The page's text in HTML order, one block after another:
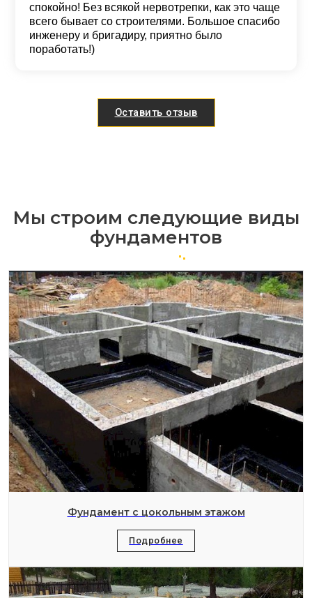
спокойно! Без всякой нервотрепки, как это чаще
всего бывает со строителями. Большое спасибо
инженеру и бригадиру, приятно было
поработать!)
Оставить отзыв
Мы строим следующие виды
фундаментов
Фундамент с цокольным этажом
Подробнее